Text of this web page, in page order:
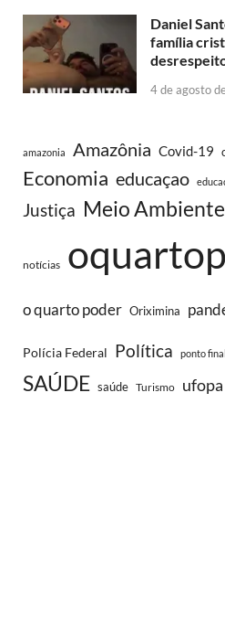
Daniel
família
4 de agosto
amazonia Amazônia Covid-19
Economia educaçao
Justiça Meio Ambiente
notícias
o quarto poder Oriximina
Polícia Federal Política ponto final
SAÚDE saúde Turismo ufopa